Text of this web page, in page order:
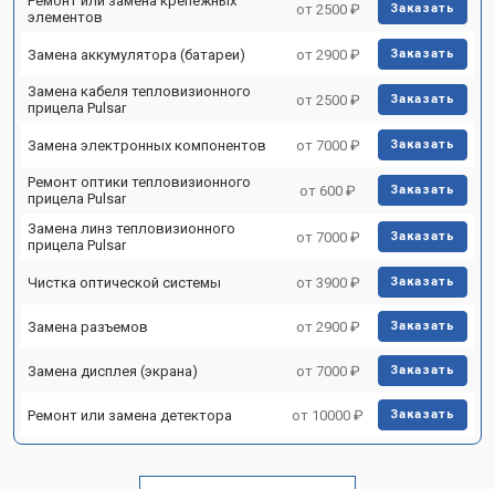
элементов
от 2500 ₽ Заказать
Замена аккумулятора (батареи) от 2900 ₽ Заказать
Замена кабеля тепловизионного
прицела Pulsar
от 2500 ₽ Заказать
Замена электронных компонентов от 7000 ₽ Заказать
Ремонт оптики тепловизионного
прицела Pulsar
от 600 ₽ Заказать
Замена линз тепловизионного
прицела Pulsar
от 7000 ₽ Заказать
Чистка оптической системы от 3900 ₽ Заказать
Замена разъемов от 2900 ₽ Заказать
Замена дисплея (экрана) от 7000 ₽ Заказать
Ремонт или замена детектора от 10000 ₽ Заказать